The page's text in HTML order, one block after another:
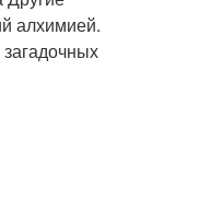
алхимией.